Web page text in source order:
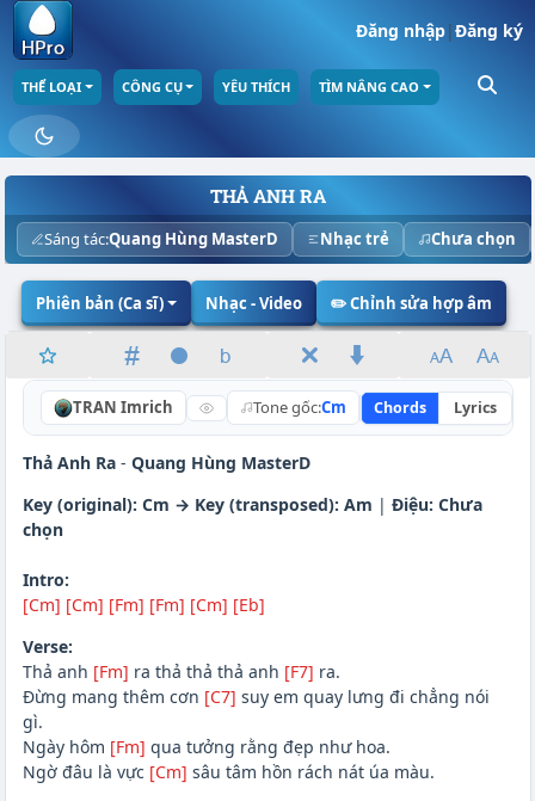
Đăng nhập|Đăng ký
THỂ LOẠI CÔNG CỤ YÊU THÍCH TÌM NÂNG CAO
THẢ ANH RA
Sáng tác:Quang Hùng MasterD Nhạc trẻ Chưa chọn
Phiên bản (Ca sĩ) Nhạc - Video ✏️ Chỉnh sửa hợp âm
TRAN Imrich Tone gốc:Cm Chords Lyrics
Thả Anh Ra- Quang Hùng MasterD
Key (original): Cm → Key (transposed): Am | Điệu: Chưa
chọn
Intro:
[Cm] [Cm] [Fm] [Fm] [Cm] [Eb]
Verse:
Thả anh [Fm] ra thả thả thả anh [F7] ra.
Đừng mang thêm cơn [C7] suy em quay lưng đi chẳng nói
gì.
Ngày hôm [Fm] qua tưởng rằng đẹp như hoa.
Ngờ đâu là vực [Cm] sâu tâm hồn rách nát úa màu.